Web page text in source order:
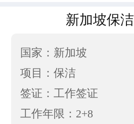
新加坡保
国家：新加坡
项目：保洁
签证：工作签证
工作年限：2+8